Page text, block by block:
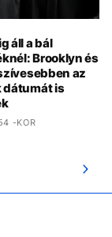
áll a bál
Brooklyn és
az
dátumát is
-KOR